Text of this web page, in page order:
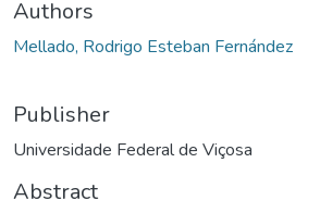
Authors
Mellado, Rodrigo Esteban Fernández
Publisher
Universidade Federal de Viçosa
Abstract